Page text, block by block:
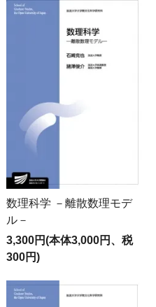
数理科学 －離散数理モデ
ル－
3,300円(本体3,000円、税
300円)